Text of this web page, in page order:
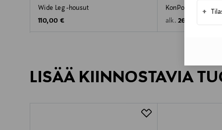
+
Wide Leg -housut
Original Price
110,00 €
KonPoptrash-
alk. Original Price
26,99 €
LISÄÄ KIINNOSTAVIA